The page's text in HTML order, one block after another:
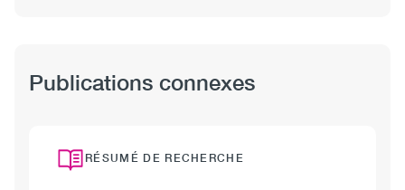
Publications connexes
RÉSUMÉ DE RECHERCHE